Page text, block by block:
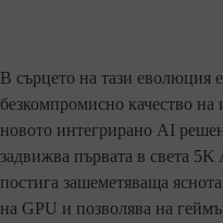
В сърцето на тази еволюция
безкомпромисно качество
новото интегрирано AI
задвижва първата в света
постига зашеметяваща
на GPU и позволява на